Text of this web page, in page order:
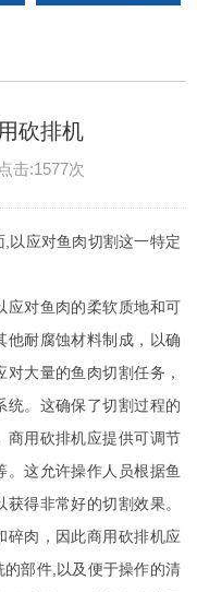
砍排机
击:1577次
以应对鱼肉切割这一特定
应对鱼肉的柔软质地和可
他耐腐蚀材料制成，以确
大量的鱼肉切割任务，
统。这确保了切割过程的
商用砍排机应提供可调节
。这允许操作人员根据鱼
得非常好的切割效果。
碎肉，因此商用砍排机应
部件,以及便于操作的清